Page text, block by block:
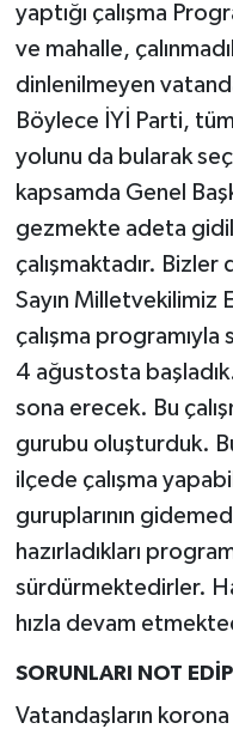
yaptığı çalışma
ve mahalle,
dinlenilmeyen
Böylece İYİ Parti,
yolunu da bularak
kapsamda Genel
gezmekte adeta
çalışmaktadır.
Sayın Milletvekilimiz
çalışma programıyla
4 ağustosta
sona erecek. Bu
gurubu oluşturduk.
ilçede çalışma
guruplarının
hazırladıkları
sürdürmektedirler.
hızla devam
SORUNLARI NOT
Vatandaşların korona